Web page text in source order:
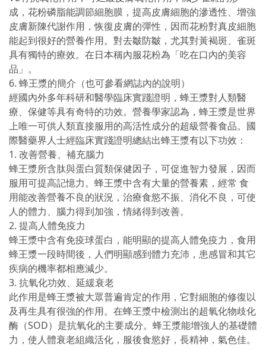
成，花粉磷脂能調節細胞膜，提高皮膚細胞的滲透性、增強
皮膚新陳代謝作用，恢復皮膚的彈性，因而花粉對真皮細胞
能起到很好的營養作用。對去皺防皺，尤其對黃褐斑、雀斑
具有獨特的療效。在日本稱內服花粉為「吃在口內的美容
品」。
6. 蜂王漿的簡介（也可參看網誌內的說明）
經國內外多年科研和醫學臨床實踐證明，蜂王漿對人類醫
療、保健等具有奇特的功效。營養學家認為，蜂王漿是世界
上唯一可供人類直接服用的高活性成分的超級營養食品。國
際醫藥界人士經臨床實踐證明總結出蜂王漿有以下功效：
1. 改善營養、補充腦力
蜂王漿所含肽與蛋白質類保健因子，可促進智力發展，因而
服用可提高記憶力。蜂王漿中含有大量的營養素，經常 食
用能改善營養不良的狀況，治療食慾不振、消化不良，可使
人的體力、腦力得到加強，情緒得到改善。
2. 提高人體免疫力
蜂王漿中含有免疫球蛋白，能明顯的提高人體免疫力，食用
蜂王漿一段時間後，人們明顯感到體力充沛，患感冒和其它
疾病的機率都相應減少。
3. 抗氧化功效、延緩衰老
此作用是蜂王漿被大眾普遍肯定的作用，它對細胞的修復以
及再生具有很強的作用。在蜂王漿中檢測出的超氧化物歧化
酶（SOD）是抗氧化的主要成分。蜂王漿能增強人的基礎體
力，使人體衰老組織活化，服後食慾好，長精神，氣色佳。